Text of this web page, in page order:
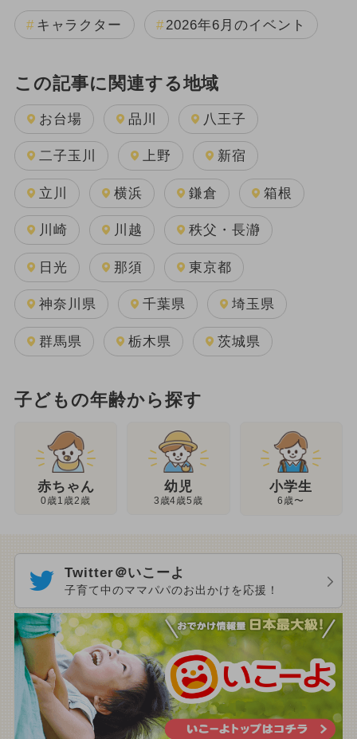
キャラクター 2026年6月のイベント
この記事に関連する地域
お台場 品川 八王子
二子玉川 上野 新宿
立川 横浜 鎌倉 箱根
川崎 川越 秩父・長瀞
日光 那須 東京都
神奈川県 千葉県 埼玉県
群馬県 栃木県 茨城県
子どもの年齢から探す
赤ちゃん
0歳1歳2歳
幼児
3歳4歳5歳
小学生
6歳〜
Twitter＠いこーよ
子育て中のママパパのお出かけを応援！